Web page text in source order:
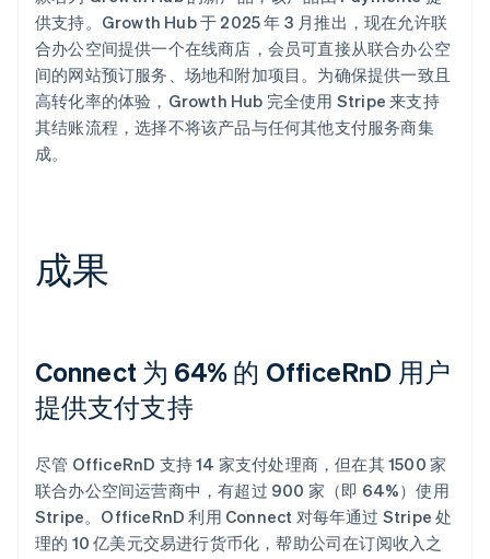
供支持。Growth Hub 于 2025 年 3 月推出，现在允许联
合办公空间提供一个在线商店，会员可直接从联合办公空
间的网站预订服务、场地和附加项目。为确保提供一致且
高转化率的体验，Growth Hub 完全使用 Stripe 来支持
其结账流程，选择不将该产品与任何其他支付服务商集
成。
成果
Connect 为 64% 的 OfficeRnD 用户
提供支付支持
尽管 OfficeRnD 支持 14 家支付处理商，但在其 1500 家
联合办公空间运营商中，有超过 900 家（即 64%）使用
Stripe。OfficeRnD 利用 Connect 对每年通过 Stripe 处
理的 10 亿美元交易进行货币化，帮助公司在订阅收入之